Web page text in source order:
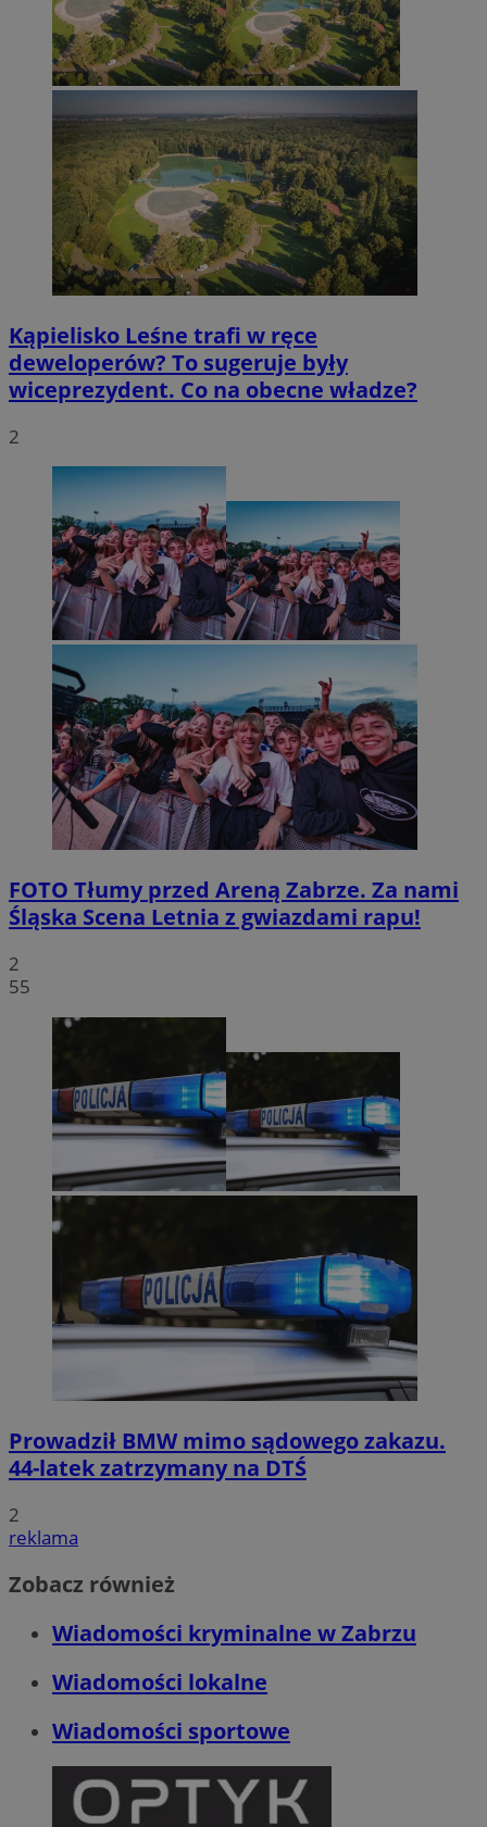
Kąpielisko Leśne trafi w ręce
deweloperów? To sugeruje były
wiceprezydent. Co na obecne władze?
2
FOTO Tłumy przed Areną Zabrze. Za nami
Śląska Scena Letnia z gwiazdami rapu!
2
55
Prowadził BMW mimo sądowego zakazu.
44-latek zatrzymany na DTŚ
2
reklama
Zobacz również
Wiadomości kryminalne w Zabrzu
Wiadomości lokalne
Wiadomości sportowe